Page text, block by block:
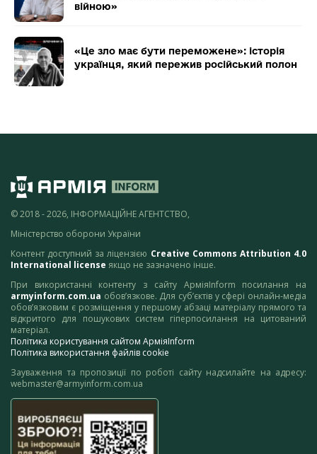
війною»
«Це зло має бути переможене»: історія
українця, який пережив російський полон
© 2018 - 2026, ІНФОРМАЦІЙНЕ АГЕНТСТВО,
Міністерство оборони України
Контент доступний за ліцензією Creative Commons Attribution 4.0
International license якщо не зазначено інше.
При використанні контенту з сайту АрміяInform посилання на
armyinform.com.ua обов’язкове. Для суб’єктів у сфері онлайн-медіа
обов’язковим є розміщення у першому абзаці матеріалу прямого та
відкритого для пошукових систем гіперпосилання на цитований
матеріал.
Політика користування сайтом АрміяInform
Політика використання файлів cookie
Зауваження та пропозиції по роботі сайту надсилайте на адресу:
webmaster@armyinform.com.ua